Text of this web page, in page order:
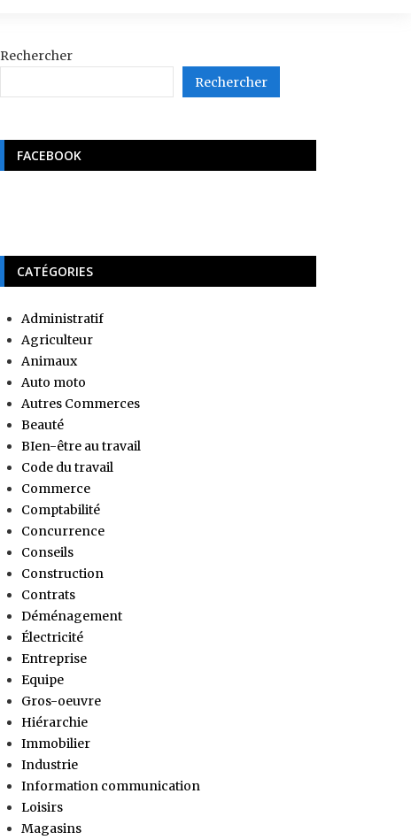
Rechercher
Rechercher
FACEBOOK
CATÉGORIES
Administratif
Agriculteur
Animaux
Auto moto
Autres Commerces
Beauté
BIen-être au travail
Code du travail
Commerce
Comptabilité
Concurrence
Conseils
Construction
Contrats
Déménagement
Électricité
Entreprise
Equipe
Gros-oeuvre
Hiérarchie
Immobilier
Industrie
Information communication
Loisirs
Magasins